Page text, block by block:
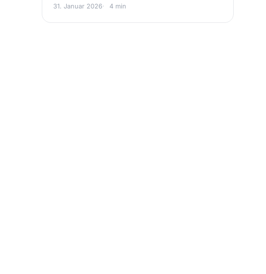
31. Januar 2026 4 min